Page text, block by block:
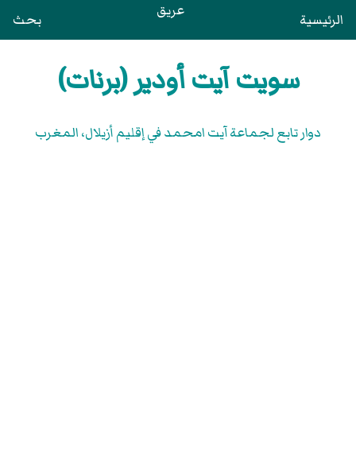
الرئيسية عريق بحث
سويت آيت أودير (برنات)
دوار تابع لجماعة آيت امحمد في إقليم أزيلال، المغرب